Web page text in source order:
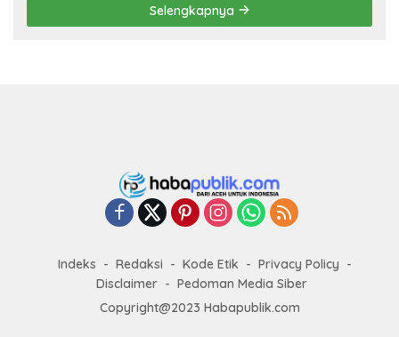
Selengkapnya
Indeks Redaksi Kode Etik
Privacy Policy
Disclaimer
Pedoman Media Siber
Copyright@2023 Habapublik.com